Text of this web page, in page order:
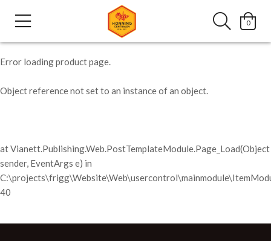
0
Error loading product page.
Object reference not set to an instance of an object.
at Vianett.Publishing.Web.PostTemplateModule.Page_Load(Object
sender, EventArgs e) in
40